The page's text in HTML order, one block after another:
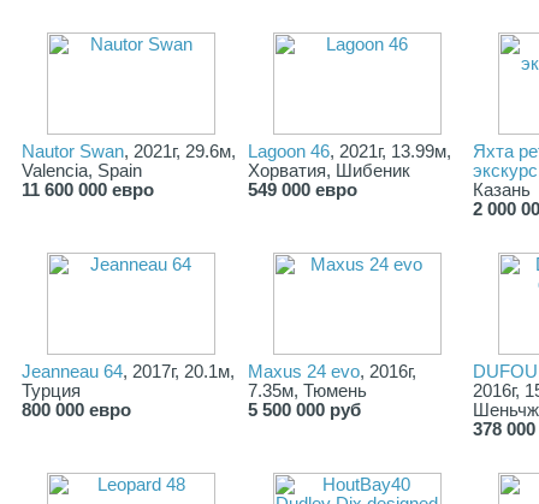
Nautor Swan, 2021г, 29.6м,
Valencia, Spain
11 600 000 евро
Lagoon 46, 2021г, 13.99м,
Хорватия, Шибеник
549 000 евро
Яхта
Казань
2 000
Jeanneau 64, 2017г, 20.1м,
Турция
800 000 евро
Maxus 24 evo, 2016г,
7.35м, Тюмень
5 500 000 руб
2016г,
378 000